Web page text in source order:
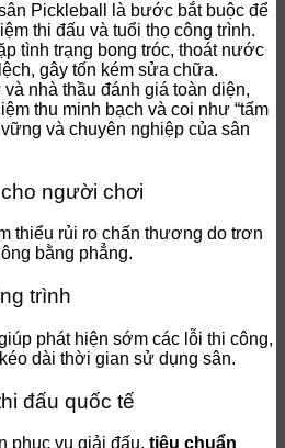
Pickleball là bước bắt buộc để
thi đấu và tuổi thọ công trình.
tình trạng bong tróc, thoát nước
gây tốn kém sửa chữa.
nhà thầu đánh giá toàn diện,
thu minh bạch và coi như “tấm
và chuyên nghiệp của sân
người chơi
thiểu rủi ro chấn thương do trơn
bằng phẳng.
trình
phát hiện sớm các lỗi thi công,
dài thời gian sử dụng sân.
đấu quốc tế
phục vụ giải đấu, tiêu chuẩn